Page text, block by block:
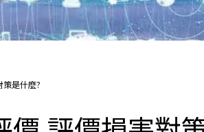
是什麼?